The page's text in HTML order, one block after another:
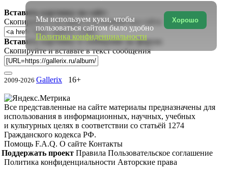
Вставить картинку на сайт:
Скопируйте и вставьте в исходный код сайта
Вставить картинку в сообщение на форум:
Скопируйте и вставьте в текст сообщения
2009-2026 Gallerix 16+
Все представленные на сайте материалы предназначены для
использования в информационных, научных, учебных
и культурных целях в соответствии со статьёй 1274
Гражданского кодекса РФ.
Помощь F.A.Q. О сайте Контакты
Поддержать проект Правила Пользовательское соглашение
Политика конфиденциальности Авторские права
Хорошо
Мы используем куки, чтобы
пользоваться сайтом было удобно
Политика конфиденциальности